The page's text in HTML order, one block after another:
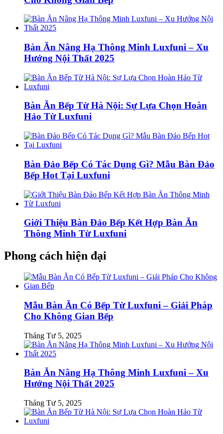
Bàn Ăn Nâng Hạ Thông Minh Luxfuni – Xu
Hướng Nội Thất 2025
Bàn Ăn Bếp Từ Hà Nội: Sự Lựa Chọn Hoàn
Hảo Từ Luxfuni
Bàn Đảo Bếp Có Tác Dụng Gì? Mẫu Bàn Đảo
Bếp Hot Tại Luxfuni
Giới Thiệu Bàn Đảo Bếp Kết Hợp Bàn Ăn
Thông Minh Từ Luxfuni
Phong cách hiện đại
Mẫu Bàn Ăn Có Bếp Từ Luxfuni – Giải Pháp
Cho Không Gian Bếp
Tháng Tư 5, 2025
Bàn Ăn Nâng Hạ Thông Minh Luxfuni – Xu
Hướng Nội Thất 2025
Tháng Tư 5, 2025